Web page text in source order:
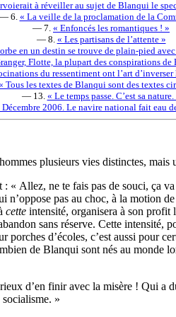
à réveiller au sujet de Blanqui le
— 6. « La veille de la proclamation de la
— 7. « Enfoncés les romantiques ! »
— 8. « Les partisans de l’attente »
en un destin se trouve de plain-pied
Flotte, la plupart des conspirations
du ressentiment ont l’art
Tous les textes de Blanqui sont des textes
— 13. « Le temps passe. C’est sa nature.
Décembre 2006. Le navire national fait eau
plusieurs vies distinctes, mais
Allez, ne te fais pas de souci, ça
pas au choc, à la motion
cette intensité, organisera à son profit
sans réserve. Cette
d’écoles, c’est aussi pour
de Blanqui sont nés au monde
d’en finir avec la misère ! Qui a
socialisme. »